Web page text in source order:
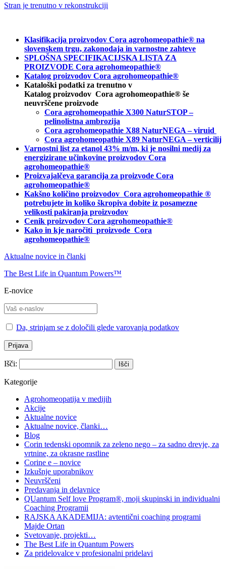
Stran je trenutno v rekonstrukciji
Klasifikacija proizvodov Cora agrohomeopathie® na
slovenskem trgu, zakonodaja in varnostne zahteve
SPLOŠNA SPECIFIKACIJSKA LISTA ZA
PROIZVODE Cora agrohomeopathie®
Katalog proizvodov Cora agrohomeopathie®
Kataloški podatki za trenutno v
Katalog proizvodov Cora agrohomeopathie® še
neuvrščene proizvode
Cora agrohomeopathie X300 NaturSTOP –
pelinolistna ambrozija
Cora agrohomeopathie X88 NaturNEGA – viruid
Cora agrohomeopathie X89 NaturNEGA – verticilij
Varnostni list za etanol 43% m/m, ki je nosilni medij za
energizirane učinkovine proizvodov Cora
agrohomeopathie®
Proizvajalčeva garancija za proizvode Cora
agrohomeopathie®
Kakšno količino proizvodov Cora agrohomeopathie ®
potrebujete in koliko škropiva dobite iz posamezne
velikosti pakiranja proizvodov
Cenik proizvodov Cora agrohomeopathie®
Kako in kje naročiti proizvode Cora
agrohomeopathie®
Aktualne novice in članki
The Best Life in Quantum Powers™
E-novice
Da, strinjam se z določili glede varovanja podatkov
Išči:
Kategorije
Agrohomeopatija v medijih
Akcije
Aktualne novice
Aktualne novice, članki…
Blog
Corin tedenski opomnik za zeleno nego – za sadno drevje, za
vrtnine, za okrasne rastline
Corine e – novice
Izkušnje uporabnikov
Neuvrščeni
Predavanja in delavnice
QUantum Self love Program®, moji skupinski in individualni
Coaching Programii
RAJSKA AKADEMIJA: avtentični coaching programi
Majde Ortan
Svetovanje, projekti…
The Best Life in Quantum Powers
Za pridelovalce v profesionalni pridelavi